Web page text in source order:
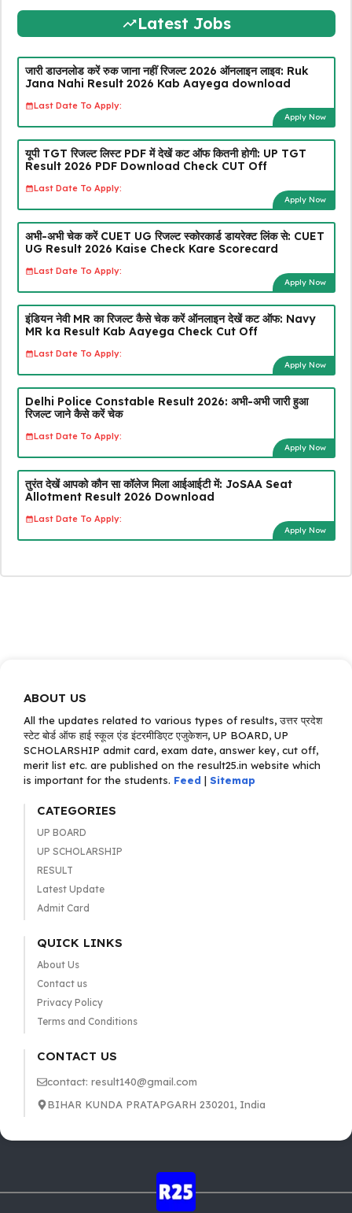
Latest Jobs
जारी डाउनलोड करें रुक जाना नहीं रिजल्ट 2026 ऑनलाइन लाइव: Ruk
Jana Nahi Result 2026 Kab Aayega download
Last Date To Apply:
Apply Now
यूपी TGT रिजल्ट लिस्ट PDF में देखें कट ऑफ कितनी होगी: UP TGT
Result 2026 PDF Download Check CUT Off
Last Date To Apply:
Apply Now
अभी-अभी चेक करें CUET UG रिजल्ट स्कोरकार्ड डायरेक्ट लिंक से: CUET
UG Result 2026 Kaise Check Kare Scorecard
Last Date To Apply:
Apply Now
इंडियन नेवी MR का रिजल्ट कैसे चेक करें ऑनलाइन देखें कट ऑफ: Navy
MR ka Result Kab Aayega Check Cut Off
Last Date To Apply:
Apply Now
Delhi Police Constable Result 2026: अभी-अभी जारी हुआ
रिजल्ट जाने कैसे करें चेक
Last Date To Apply:
Apply Now
तुरंत देखें आपको कौन सा कॉलेज मिला आईआईटी में: JoSAA Seat
Allotment Result 2026 Download
Last Date To Apply:
Apply Now
ABOUT US
All the updates related to various types of results, उत्तर प्रदेश
स्टेट बोर्ड ऑफ हाई स्कूल एंड इंटरमीडिएट एजुकेशन, UP BOARD, UP
SCHOLARSHIP admit card, exam date, answer key, cut off,
merit list etc. are published on the result25.in website which
is important for the students. Feed | Sitemap
CATEGORIES
UP BOARD
UP SCHOLARSHIP
RESULT
Latest Update
Admit Card
QUICK LINKS
About Us
Contact us
Privacy Policy
Terms and Conditions
CONTACT US
contact: result140@gmail.com
BIHAR KUNDA PRATAPGARH 230201, India